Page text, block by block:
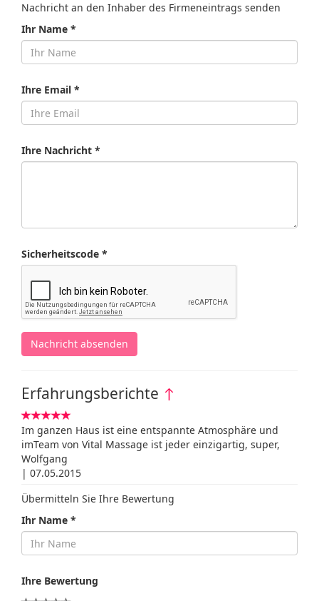
Nachricht an den Inhaber des Firmeneintrags senden
Ihr Name *
Ihre Email *
Ihre Nachricht *
Sicherheitscode *
Nachricht absenden
Erfahrungsberichte ↑
Im ganzen Haus ist eine entspannte Atmosphäre und
imTeam von Vital Massage ist jeder einzigartig, super,
Wolfgang
| 07.05.2015
Übermitteln Sie Ihre Bewertung
Ihr Name *
Ihre Bewertung